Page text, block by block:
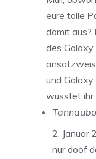
eure tolle
damit aus?
des Galaxy
und
wüsstet ihr
2. Januar
nur doof